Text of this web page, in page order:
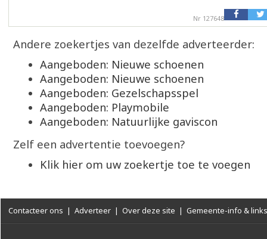
Nr 127648
Andere zoekertjes van dezelfde adverteerder:
Aangeboden: Nieuwe schoenen
Aangeboden: Nieuwe schoenen
Aangeboden: Gezelschapsspel
Aangeboden: Playmobile
Aangeboden: Natuurlijke gaviscon
Zelf een advertentie toevoegen?
Klik hier om uw zoekertje toe te voegen
Contacteer ons | Adverteer | Over deze site | Gemeente-info & links